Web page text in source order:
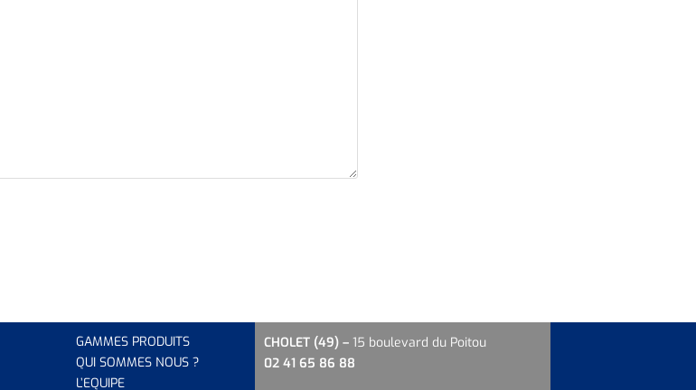
GAMMES PRODUITS
QUI SOMMES NOUS ?
L’EQUIPE
CHOLET (49) – 15 boulevard du Poitou
02 41 65 86 88